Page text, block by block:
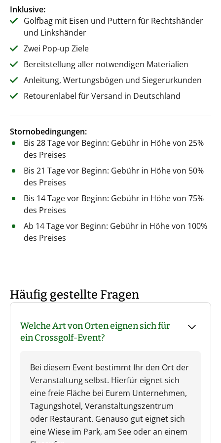
Inklusive:
Golfbag mit Eisen und Puttern für Rechtshänder
und Linkshänder
Zwei Pop-up Ziele
Bereitstellung aller notwendigen Materialien
Anleitung, Wertungsbögen und Siegerurkunden
Retourenlabel für Versand in Deutschland
Stornobedingungen:
Bis 28 Tage vor Beginn: Gebühr in Höhe von 25%
des Preises
Bis 21 Tage vor Beginn: Gebühr in Höhe von 50%
des Preises
Bis 14 Tage vor Beginn: Gebühr in Höhe von 75%
des Preises
Ab 14 Tage vor Beginn: Gebühr in Höhe von 100%
des Preises
Häufig gestellte Fragen
Welche Art von Orten eignen sich für
ein Crossgolf-Event?
Bei diesem Event bestimmt Ihr den Ort der
Veranstaltung selbst. Hierfür eignet sich
eine freie Fläche bei Eurem Unternehmen,
Tagungshotel, Veranstaltungszentrum
oder Restaurant. Genauso gut eignet sich
eine Wiese im Park, am See oder an einem